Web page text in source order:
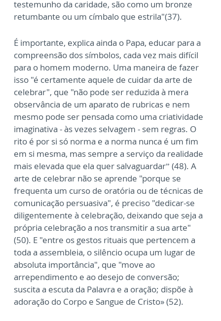
testemunho da caridade, são como um bronze
retumbante ou um címbalo que estrila"(37).
É importante, explica ainda o Papa, educar para a
compreensão dos símbolos, cada vez mais difícil
para o homem moderno. Uma maneira de fazer
isso "é certamente aquele de cuidar da arte de
celebrar", que "não pode ser reduzida à mera
observância de um aparato de rubricas e nem
mesmo pode ser pensada como uma criatividade
imaginativa - às vezes selvagem - sem regras. O
rito é por si só norma e a norma nunca é um fim
em si mesma, mas sempre a serviço da realidade
mais elevada que ela quer salvaguardar” (48). A
arte de celebrar não se aprende "porque se
frequenta um curso de oratória ou de técnicas de
comunicação persuasiva", é preciso "dedicar-se
diligentemente à celebração, deixando que seja a
própria celebração a nos transmitir a sua arte"
(50). E "entre os gestos rituais que pertencem a
toda a assembleia, o silêncio ocupa um lugar de
absoluta importância", que "move ao
arrependimento e ao desejo de conversão;
suscita a escuta da Palavra e a oração; dispõe à
adoração do Corpo e Sangue de Cristo» (52).